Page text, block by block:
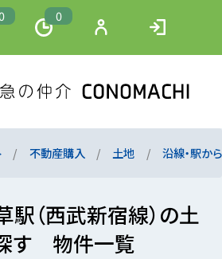
0
不動産購入 土地 沿線・駅か
駅（西武新宿線）の土
す 物件一覧